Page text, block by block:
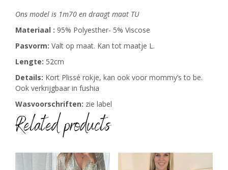
Ons model is 1m70 en draagt maat TU
Materiaal : 95% Polyesther- 5% Viscose
Pasvorm: Valt op maat. Kan tot maatje L.
Lengte: 52cm
Details: Kort Plissé rokje, kan ook voor mommy’s to be.
Ook verkrijgbaar in fushia
Wasvoorschriften: zie label
Related products